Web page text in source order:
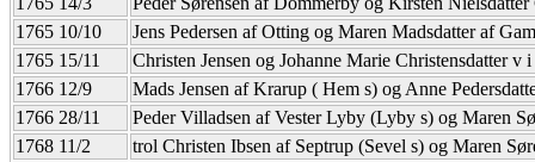
1765 10/10
Jens Pedersen af Otting og Maren Madsdatter af
1765 15/11
Christen Jensen og Johanne Marie Christensdatter v i
1766 12/9
Mads Jensen af Krarup ( Hem s) og Anne
1766 28/11
Peder Villadsen af Vester Lyby (Lyby s) og Maren
1768 11/2
trol Christen Ibsen af Septrup (Sevel s) og Maren